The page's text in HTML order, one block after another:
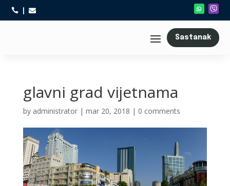
 
Sastanak
glavni grad vijetnama
by administrator| mar 20, 2018 | 0 comments